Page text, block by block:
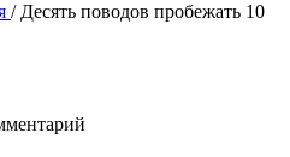
/ Десять поводов пробежать 10